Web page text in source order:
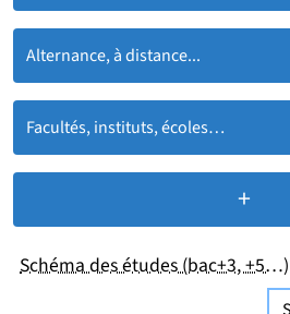
Alternance, à distance...
Facultés, instituts, écoles…
+de
Schéma des études (bac+3, +5…)